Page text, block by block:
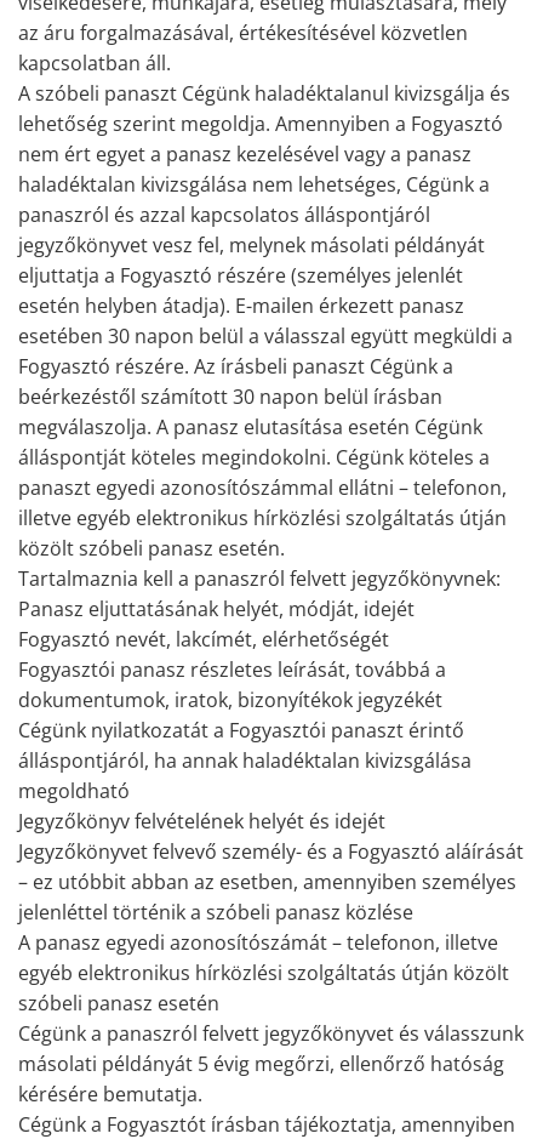
az áru forgalmazásával, értékesítésével közvetlen
kapcsolatban áll.
A szóbeli panaszt Cégünk haladéktalanul kivizsgálja és
lehetőség szerint megoldja. Amennyiben a Fogyasztó
nem ért egyet a panasz kezelésével vagy a panasz
haladéktalan kivizsgálása nem lehetséges, Cégünk a
panaszról és azzal kapcsolatos álláspontjáról
jegyzőkönyvet vesz fel, melynek másolati példányát
eljuttatja a Fogyasztó részére (személyes jelenlét
esetén helyben átadja). E-mailen érkezett panasz
esetében 30 napon belül a válasszal együtt megküldi a
Fogyasztó részére. Az írásbeli panaszt Cégünk a
beérkezéstől számított 30 napon belül írásban
megválaszolja. A panasz elutasítása esetén Cégünk
álláspontját köteles megindokolni. Cégünk köteles a
panaszt egyedi azonosítószámmal ellátni – telefonon,
illetve egyéb elektronikus hírközlési szolgáltatás útján
közölt szóbeli panasz esetén.
Tartalmaznia kell a panaszról felvett jegyzőkönyvnek:
Panasz eljuttatásának helyét, módját, idejét
Fogyasztó nevét, lakcímét, elérhetőségét
Fogyasztói panasz részletes leírását, továbbá a
dokumentumok, iratok, bizonyítékok jegyzékét
Cégünk nyilatkozatát a Fogyasztói panaszt érintő
álláspontjáról, ha annak haladéktalan kivizsgálása
megoldható
Jegyzőkönyv felvételének helyét és idejét
Jegyzőkönyvet felvevő személy- és a Fogyasztó aláírását
– ez utóbbit abban az esetben, amennyiben személyes
jelenléttel történik a szóbeli panasz közlése
A panasz egyedi azonosítószámát – telefonon, illetve
egyéb elektronikus hírközlési szolgáltatás útján közölt
szóbeli panasz esetén
Cégünk a panaszról felvett jegyzőkönyvet és válasszunk
másolati példányát 5 évig megőrzi, ellenőrző hatóság
kérésére bemutatja.
Cégünk a Fogyasztót írásban tájékoztatja, amennyiben